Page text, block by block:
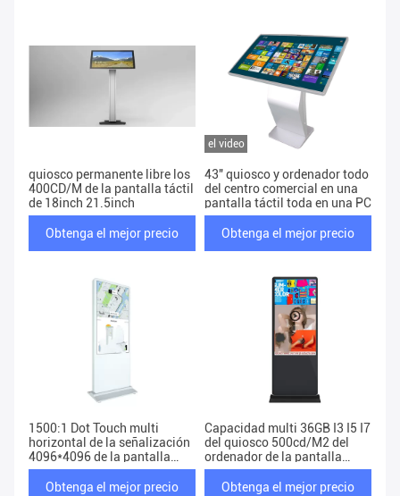
quiosco permanente libre los
400CD/M de la pantalla táctil
de 18inch 21.5inch
Obtenga el mejor precio
el video
43" quiosco y ordenador todo
del centro comercial en una
pantalla táctil toda en una PC
Obtenga el mejor precio
1500:1 Dot Touch multi
horizontal de la señalización
4096*4096 de la pantalla
táctil de MP4 Digitaces
Obtenga el mejor precio
Capacidad multi 36GB I3 I5 I7
del quiosco 500cd/M2 del
ordenador de la pantalla
táctil de Rohs
Obtenga el mejor precio